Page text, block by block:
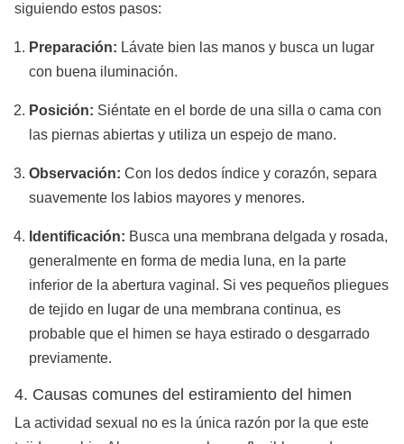
siguiendo estos pasos:
Preparación: Lávate bien las manos y busca un lugar
con buena iluminación.
Posición: Siéntate en el borde de una silla o cama con
las piernas abiertas y utiliza un espejo de mano.
Observación: Con los dedos índice y corazón, separa
suavemente los labios mayores y menores.
Identificación: Busca una membrana delgada y rosada,
generalmente en forma de media luna, en la parte
inferior de la abertura vaginal. Si ves pequeños pliegues
de tejido en lugar de una membrana continua, es
probable que el himen se haya estirado o desgarrado
previamente.
4. Causas comunes del estiramiento del himen
La actividad sexual no es la única razón por la que este